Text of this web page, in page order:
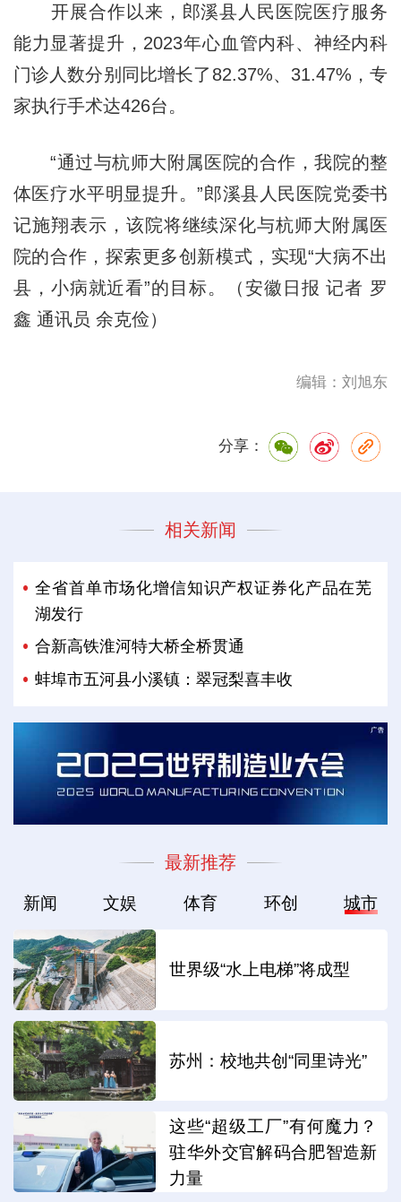
开展合作以来，郎溪县人民医院医疗服务
能力显著提升，2023年心血管内科、神经内科
门诊人数分别同比增长了82.37%、31.47%，专
家执行手术达426台。
“通过与杭师大附属医院的合作，我院的整
体医疗水平明显提升。”郎溪县人民医院党委书
记施翔表示，该院将继续深化与杭师大附属医
院的合作，探索更多创新模式，实现“大病不出
县，小病就近看”的目标。（安徽日报 记者 罗
鑫 通讯员 余克俭）
编辑：刘旭东
分享：
相关新闻
全省首单市场化增信知识产权证券化产品在芜
湖发行
合新高铁淮河特大桥全桥贯通
蚌埠市五河县小溪镇：翠冠梨喜丰收
最新推荐
新闻 文娱 体育 环创 城市
世界级“水上电梯”将成型
苏州：校地共创“同里诗光”
这些“超级工厂”有何魔力？
驻华外交官解码合肥智造新
力量